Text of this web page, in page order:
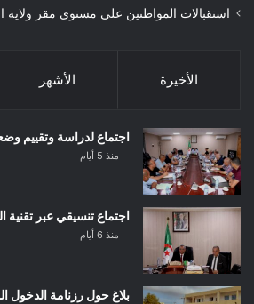
استقبالات المواطنين على مستوى مقر ولاية
الأخيرة الأشهر
اجتماع لدراسة وتقييم
منذ 5 أيام
اجتماع تنسيقي عبر تقنية
منذ 6 أيام
بلاغ حول رزنامة الدخول